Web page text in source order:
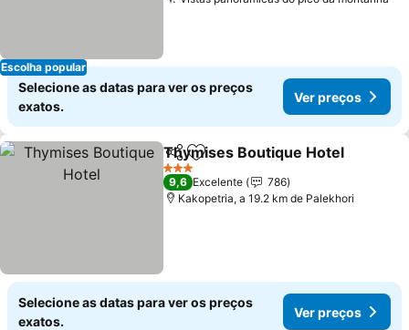
Escolha popular
Selecione as datas para ver os preços
exatos.
Ver preços
PartilharAdicionar aos favoritos
Thymises Boutique Hotel
3 Estrelas
9,6 Excelente
786
Kakopetria, a 19.2 km de Palekhori
Selecione as datas para ver os preços
exatos.
Ver preços